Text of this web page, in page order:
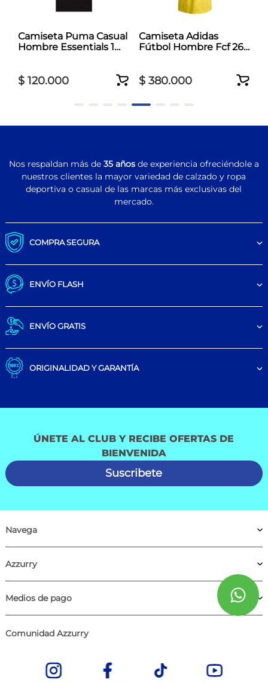
Camiseta Puma Casual
Hombre Essentials 1
$ 120.000
Camiseta Adidas
Fútbol Hombre Fcf 26
$ 380.000
Nos respaldan más de 35 añosde experiencia ofreciéndole a
nuestros clientes la mayor variedad de calzado y ropa
deportiva o casual de las marcas más exclusivas del
mercado.
COMPRA SEGURA
ENVÍO FLASH
ENVÍO GRATIS
ORIGINALIDAD Y GARANTÍA
ÚNETE AL CLUB Y RECIBE OFERTAS DE
BIENVENIDA
Suscribete
Navega
Azzurry
Medios de pago
Comunidad Azzurry